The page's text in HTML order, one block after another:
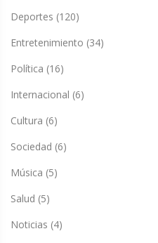
Deportes (120)
Entretenimiento (34)
Política (16)
Internacional (6)
Cultura (6)
Sociedad (6)
Música (5)
Salud (5)
Noticias (4)